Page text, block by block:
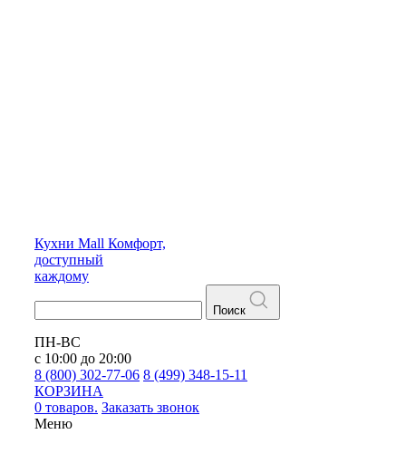
Кухни Mall Комфорт,
доступный
каждому
Поиск
ПН-ВС
с 10:00 до 20:00
8 (800) 302-77-06 8 (499) 348-15-11
КОРЗИНА
0 товаров. Заказать звонок
Меню